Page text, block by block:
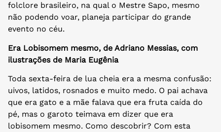
folclore brasileiro, na qual o Mestre Sapo, mesmo
não podendo voar, planeja participar do grande
evento no céu.
Era Lobisomem mesmo, de Adriano Messias, com
ilustrações de Maria Eugênia
Toda sexta-feira de lua cheia era a mesma confusão:
uivos, latidos, rosnados e muito medo. O pai achava
que era gato e a mãe falava que era fruta caída do
pé, mas o garoto teimava em dizer que era
lobisomem mesmo. Como descobrir? Com esta